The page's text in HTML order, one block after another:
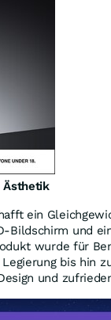
Ästhetik
ein
Bildschirm und
wurde für
bis hin
und